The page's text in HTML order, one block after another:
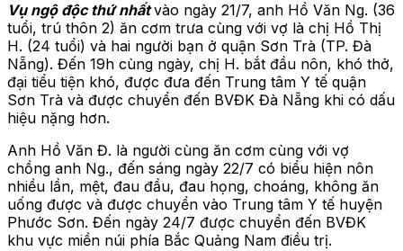
Vụ ngộ độc thứ nhấtvào ngày 21/7, anh Hồ Văn Ng. (36
tuổi, trú thôn 2) ăn cơm trưa cùng với vợ là chị Hồ Thị
H. (24 tuổi) và hai người bạn ở quận Sơn Trà (TP. Đà
Nẵng). Đến 19h cùng ngày, chị H. bắt đầu nôn, khó thở,
đại tiểu tiện khó, được đưa đến Trung tâm Y tế quận
Sơn Trà và được chuyển đến BVĐK Đà Nẵng khi có dấu
hiệu nặng hơn.
Anh Hồ Văn Đ. là người cùng ăn cơm cùng với vợ
chồng anh Ng., đến sáng ngày 22/7 có biểu hiện nôn
nhiều lần, mệt, đau đầu, đau họng, choáng, không ăn
uống được và được chuyển vào Trung tâm Y tế huyện
Phước Sơn. Đến ngày 24/7 được chuyển đến BVĐK
khu vực miền núi phía Bắc Quảng Nam điều trị.